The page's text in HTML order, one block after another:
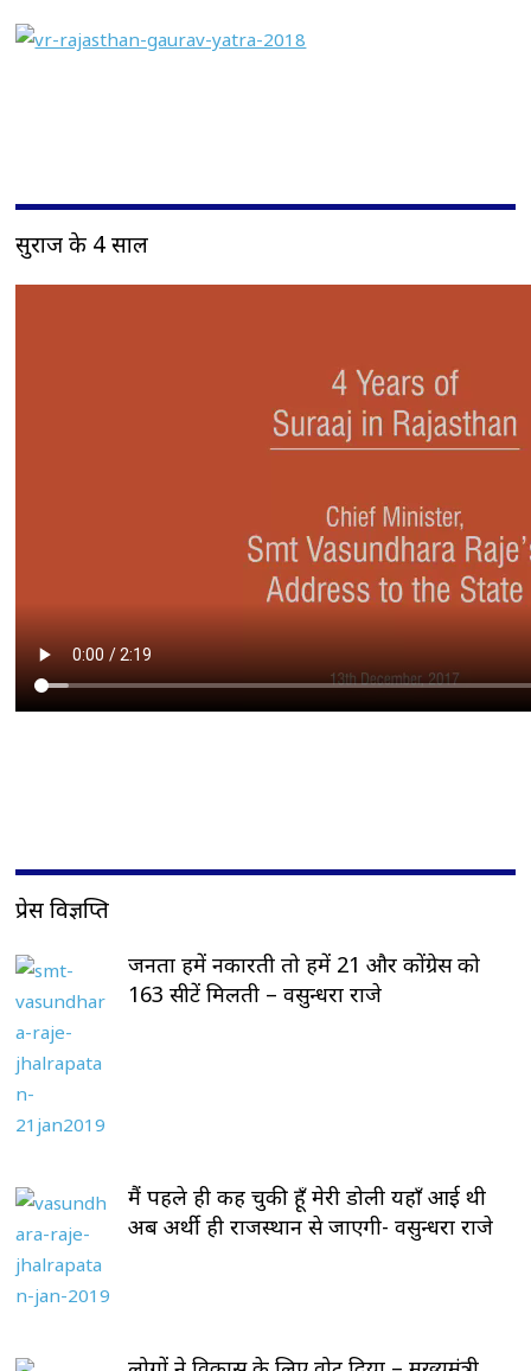
सुराज के 4 साल
प्रेस विज्ञप्ति
जनता हमें नकारती तो हमें 21 और कोंग्रेस को
163 सीटें मिलती – वसुन्धरा राजे
मैं पहले ही कह चुकी हूँ मेरी डोली यहाँ आई थी
अब अर्थी ही राजस्थान से जाएगी- वसुन्धरा राजे